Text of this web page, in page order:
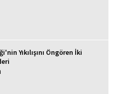
Yıkılışını Öngören İki